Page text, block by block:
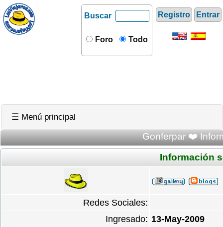
Registro Entrar
Buscar
Foro Todo
☰ Menú principal
Gonferpar ❤️
Información
Redes Sociales:
Ingresado: 13-May-2009